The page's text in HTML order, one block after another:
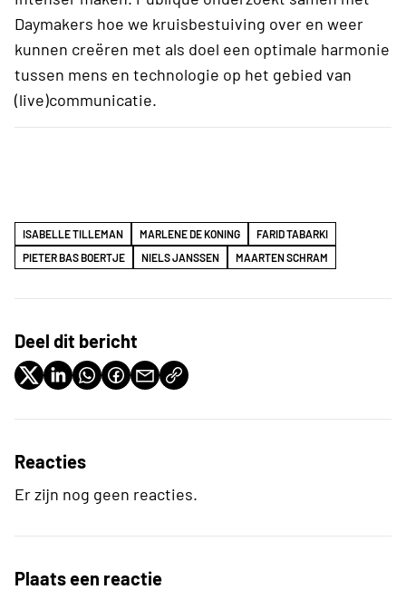
Daymakers hoe we kruisbestuiving over en weer
kunnen creëren met als doel een optimale harmonie
tussen mens en technologie op het gebied van
(live)communicatie.
ISABELLE TILLEMAN MARLENE DE KONING
FARID TABARKI
PIETER BAS BOERTJE
NIELS JANSSEN MAARTEN SCHRAM
Deel dit bericht
Reacties
Er zijn nog geen reacties.
Plaats een reactie